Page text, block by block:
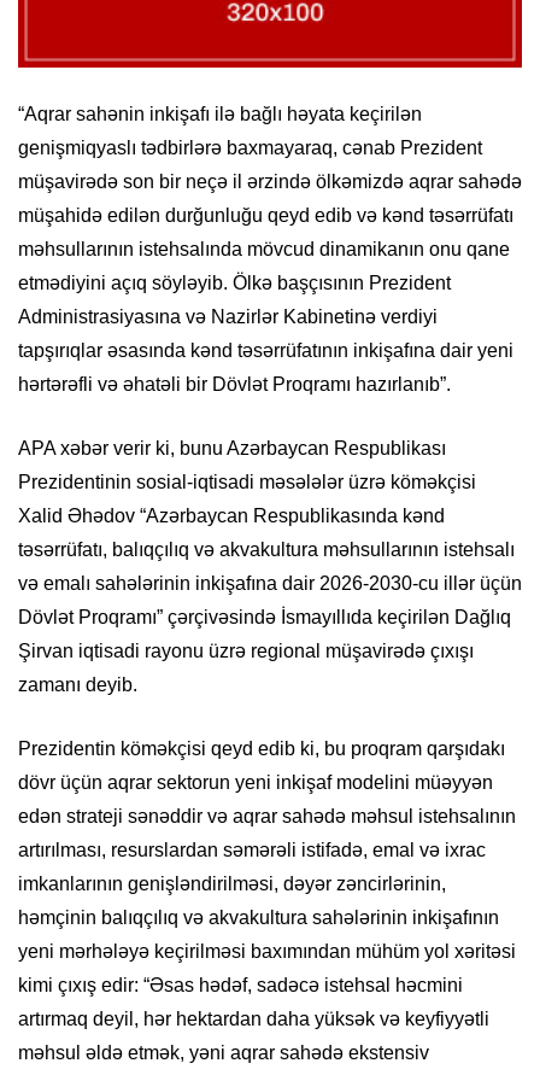
“Aqrar sahənin inkişafı ilə bağlı həyata keçirilən
genişmiqyaslı tədbirlərə baxmayaraq, cənab Prezident
müşavirədə son bir neçə il ərzində ölkəmizdə aqrar sahədə
müşahidə edilən durğunluğu qeyd edib və kənd təsərrüfatı
məhsullarının istehsalında mövcud dinamikanın onu qane
etmədiyini açıq söyləyib. Ölkə başçısının Prezident
Administrasiyasına və Nazirlər Kabinetinə verdiyi
tapşırıqlar əsasında kənd təsərrüfatının inkişafına dair yeni
hərtərəfli və əhatəli bir Dövlət Proqramı hazırlanıb”.
APA xəbər verir ki, bunu Azərbaycan Respublikası
Prezidentinin sosial-iqtisadi məsələlər üzrə köməkçisi
Xalid Əhədov “Azərbaycan Respublikasında kənd
təsərrüfatı, balıqçılıq və akvakultura məhsullarının istehsalı
və emalı sahələrinin inkişafına dair 2026-2030-cu illər üçün
Dövlət Proqramı” çərçivəsində İsmayıllıda keçirilən Dağlıq
Şirvan iqtisadi rayonu üzrə regional müşavirədə çıxışı
zamanı deyib.
Prezidentin köməkçisi qeyd edib ki, bu proqram qarşıdakı
dövr üçün aqrar sektorun yeni inkişaf modelini müəyyən
edən strateji sənəddir və aqrar sahədə məhsul istehsalının
artırılması, resurslardan səmərəli istifadə, emal və ixrac
imkanlarının genişləndirilməsi, dəyər zəncirlərinin,
həmçinin balıqçılıq və akvakultura sahələrinin inkişafının
yeni mərhələyə keçirilməsi baxımından mühüm yol xəritəsi
kimi çıxış edir: “Əsas hədəf, sadəcə istehsal həcmini
artırmaq deyil, hər hektardan daha yüksək və keyfiyyətli
məhsul əldə etmək, yəni aqrar sahədə ekstensiv